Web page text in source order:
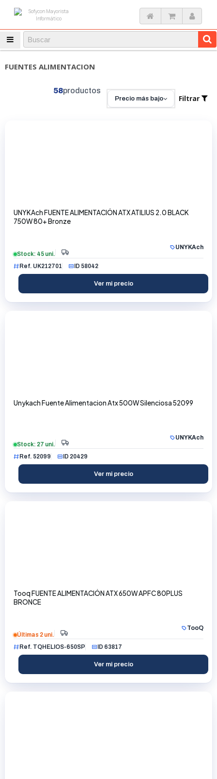
FUENTES ALIMENTACION
Filtrar
Precio más bajo
58productos
UNYKAch FUENTE ALIMENTACIÓN ATX ATILIUS 2.0 BLACK
750W 80+ Bronze
UNYKAch
Stock: 45 uni.
Ref. UK212701
ID 58042
Ver mi precio
Unykach Fuente Alimentacion Atx 500W Silenciosa 52099
UNYKAch
Stock: 27 uni.
Ref. 52099
ID 20429
Ver mi precio
Tooq FUENTE ALIMENTACIÓN ATX 650W APFC 80PLUS
BRONCE
TooQ
Últimas 2 uni.
Ref. TQHELIOS-650SP
ID 63817
Ver mi precio